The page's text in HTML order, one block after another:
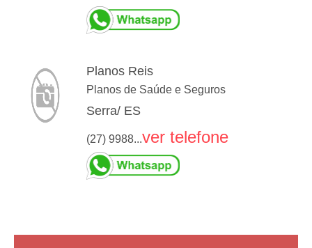
Planos Reis
Planos de Saúde e Seguros
Serra/ ES
(27) 9988...ver telefone